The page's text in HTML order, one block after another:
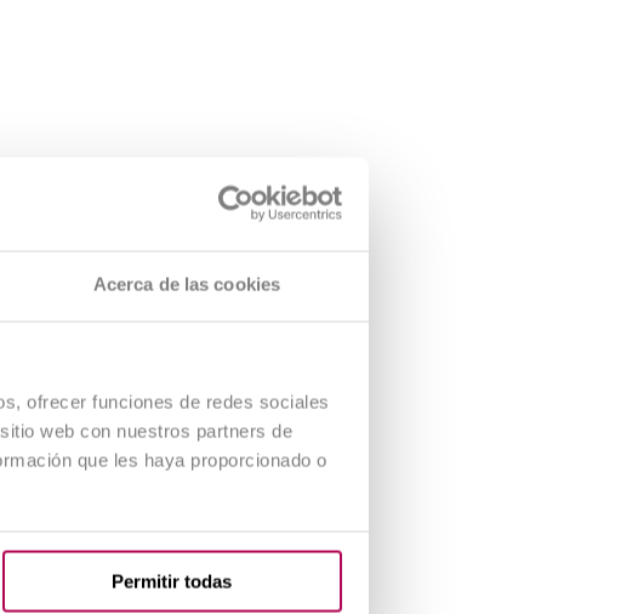
Acerca de las cookies
ofrecer funciones de redes sociales
web con nuestros partners de
que les haya proporcionado o
Permitir todas